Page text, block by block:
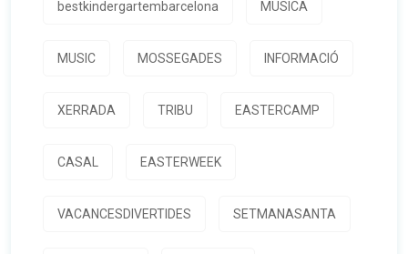
bestkindergartembarcelona MUSICA
MUSIC MOSSEGADES INFORMACIÓ
XERRADA TRIBU EASTERCAMP
CASAL EASTERWEEK
VACANCESDIVERTIDES SETMANASANTA